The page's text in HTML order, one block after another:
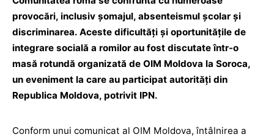
provocări, inclusiv șomajul, absenteismul școlar și
discriminarea. Aceste dificultăți și oportunitățile de
integrare socială a romilor au fost discutate într-o
masă rotundă organizată de OIM Moldova la Soroca,
un eveniment la care au participat autorități din
Republica Moldova, potrivit IPN.
Conform unui comunicat al OIM Moldova, întâlnirea a